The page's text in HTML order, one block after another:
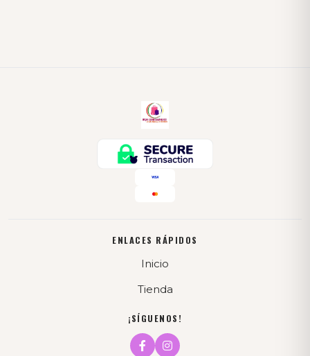
ENLACES RÁPIDOS
Inicio
Tienda
¡SÍGUENOS!